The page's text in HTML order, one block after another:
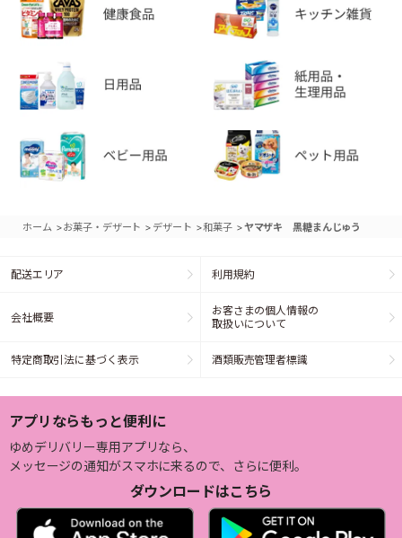
ホーム >お菓子・デザート > デザート >和菓子 >ヤマザキ 黒糖まんじゅう
配送エリア 利用規約
会社概要
お客さまの個人情報の
取扱いについて
特定商取引法に基づく表示 酒類販売管理者標識
アプリならもっと便利に
ゆめデリバリー専用アプリなら、
メッセージの通知がスマホに来るので、さらに便利。
ダウンロードはこちら